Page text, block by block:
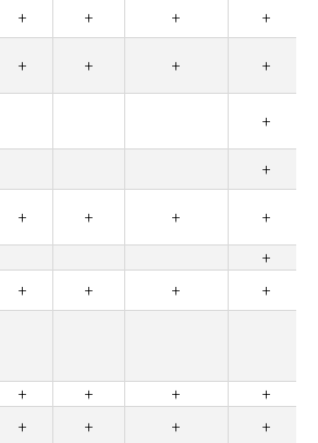
+ + +
+
+ + + +
+
+
+ + + +
+
+ + +
+
+ + +
+
+ + +
+